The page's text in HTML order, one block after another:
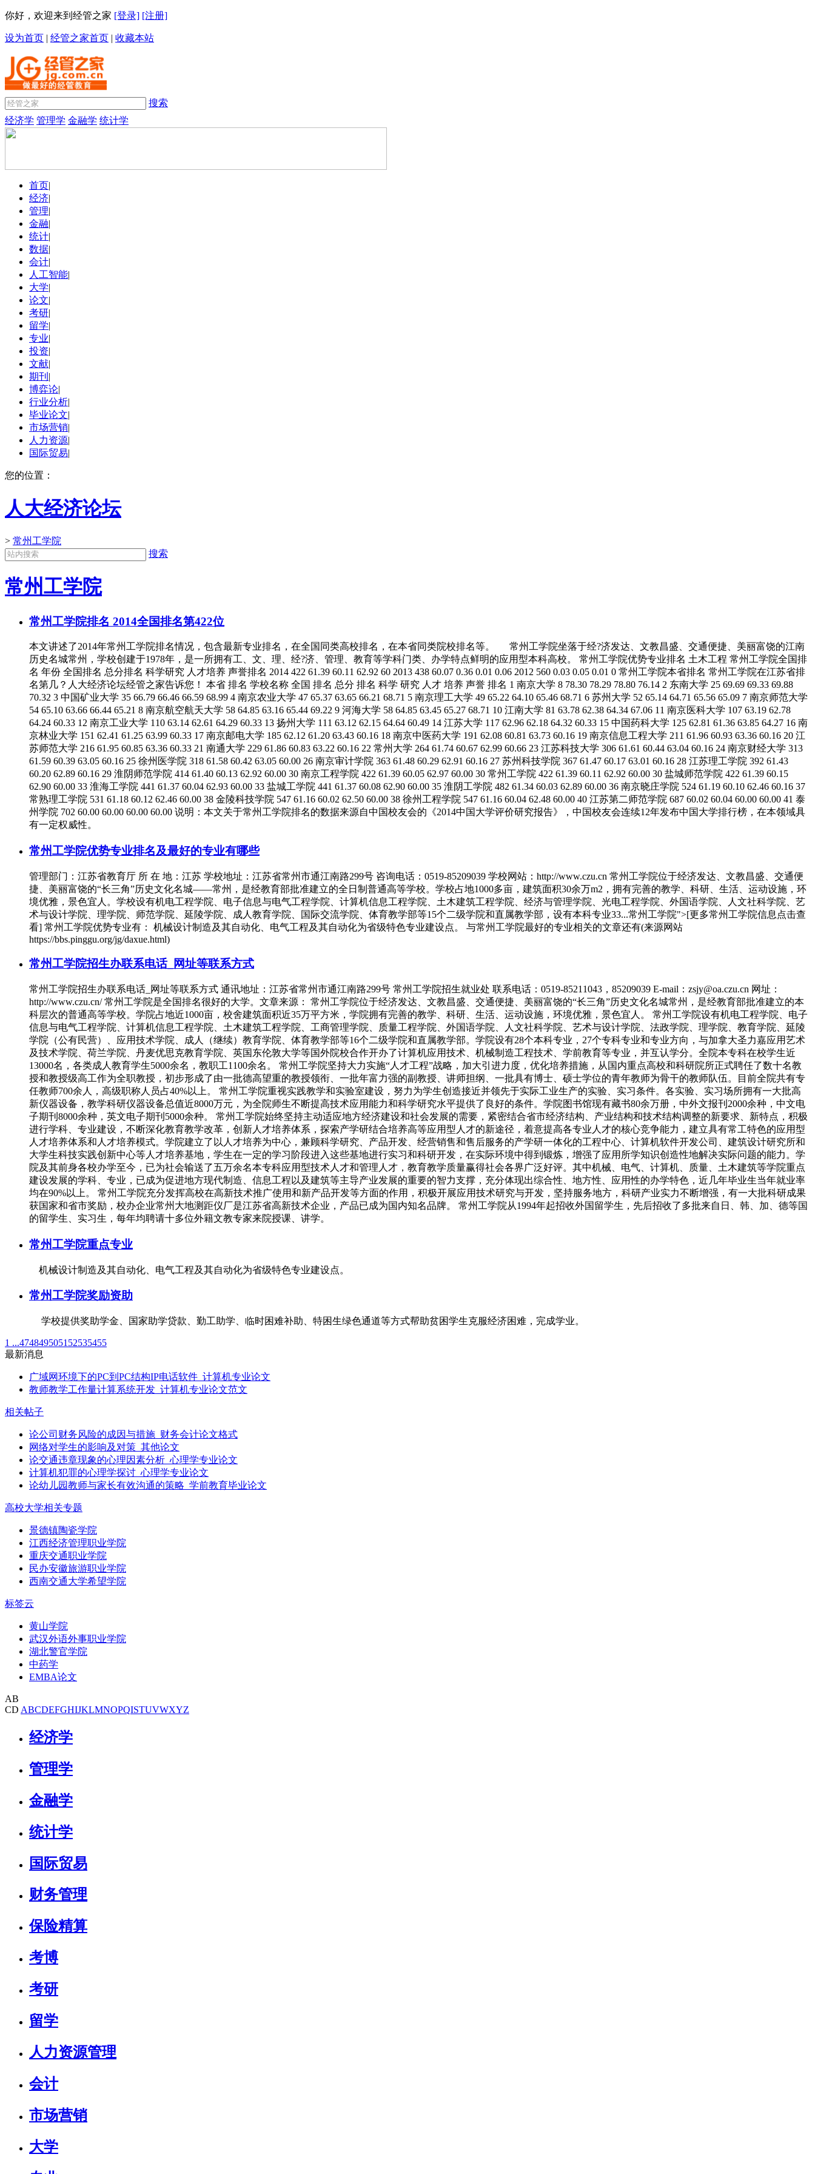
你好，欢迎来到经管之家 [登录] [注册]
设为首页 | 经管之家首页 | 收藏本站
搜索
经济学 管理学 金融学 统计学
首页|
经济|
管理|
金融|
统计|
数据|
会计|
人工智能|
大学|
论文|
考研|
留学|
专业|
投资|
文献|
期刊 |
博弈论|
行业分析|
毕业论文|
市场营销|
人力资源|
国际贸易|
您的位置：
人大经济论坛
> 常州工学院
搜索
常州工学院
常州工学院排名 2014全国排名第422位
本文讲述了2014年常州工学院排名情况，包含最新专业排名，在全国同类高校排名，在本省同类院校排名等。 常州工学院坐落于经?济发达、文教昌盛、交通便捷、美丽富饶的江南
历史名城常州，学校创建于1978年，是一所拥有工、文、理、经?济、管理、教育等学科门类、办学特点鲜明的应用型本科高校。 常州工学院优势专业排名 土木工程 常州工学院全国排
名 年份 全国排名 总分排名 科学研究 人才培养 声誉排名 2014 422 61.39 60.11 62.92 60 2013 438 60.07 0.36 0.01 0.06 2012 560 0.03 0.05 0.01 0 常州工学院本省排名 常州工学院在江苏省排
名第几？人大经济论坛经管之家告诉您！ 本省 排名 学校名称 全国 排名 总分 排名 科学 研究 人才 培养 声誉 排名 1 南京大学 8 78.30 78.29 78.80 76.14 2 东南大学 25 69.69 69.33 69.88
70.32 3 中国矿业大学 35 66.79 66.46 66.59 68.99 4 南京农业大学 47 65.37 63.65 66.21 68.71 5 南京理工大学 49 65.22 64.10 65.46 68.71 6 苏州大学 52 65.14 64.71 65.56 65.09 7 南京师范大学
54 65.10 63.66 66.44 65.21 8 南京航空航天大学 58 64.85 63.16 65.44 69.22 9 河海大学 58 64.85 63.45 65.27 68.71 10 江南大学 81 63.78 62.38 64.34 67.06 11 南京医科大学 107 63.19 62.78
64.24 60.33 12 南京工业大学 110 63.14 62.61 64.29 60.33 13 扬州大学 111 63.12 62.15 64.64 60.49 14 江苏大学 117 62.96 62.18 64.32 60.33 15 中国药科大学 125 62.81 61.36 63.85 64.27 16 南
京林业大学 151 62.41 61.25 63.99 60.33 17 南京邮电大学 185 62.12 61.20 63.43 60.16 18 南京中医药大学 191 62.08 60.81 63.73 60.16 19 南京信息工程大学 211 61.96 60.93 63.36 60.16 20 江
苏师范大学 216 61.95 60.85 63.36 60.33 21 南通大学 229 61.86 60.83 63.22 60.16 22 常州大学 264 61.74 60.67 62.99 60.66 23 江苏科技大学 306 61.61 60.44 63.04 60.16 24 南京财经大学 313
61.59 60.39 63.05 60.16 25 徐州医学院 318 61.58 60.42 63.05 60.00 26 南京审计学院 363 61.48 60.29 62.91 60.16 27 苏州科技学院 367 61.47 60.17 63.01 60.16 28 江苏理工学院 392 61.43
60.20 62.89 60.16 29 淮阴师范学院 414 61.40 60.13 62.92 60.00 30 南京工程学院 422 61.39 60.05 62.97 60.00 30 常州工学院 422 61.39 60.11 62.92 60.00 30 盐城师范学院 422 61.39 60.15
62.90 60.00 33 淮海工学院 441 61.37 60.04 62.93 60.00 33 盐城工学院 441 61.37 60.08 62.90 60.00 35 淮阴工学院 482 61.34 60.03 62.89 60.00 36 南京晓庄学院 524 61.19 60.10 62.46 60.16 37
常熟理工学院 531 61.18 60.12 62.46 60.00 38 金陵科技学院 547 61.16 60.02 62.50 60.00 38 徐州工程学院 547 61.16 60.04 62.48 60.00 40 江苏第二师范学院 687 60.02 60.04 60.00 60.00 41 泰
州学院 702 60.00 60.00 60.00 60.00 说明：本文关于常州工学院排名的数据来源自中国校友会的《2014中国大学评价研究报告》，中国校友会连续12年发布中国大学排行榜，在本领域具
有一定权威性。
常州工学院优势专业排名及最好的专业有哪些
管理部门：江苏省教育厅 所 在 地：江苏 学校地址：江苏省常州市通江南路299号 咨询电话：0519-85209039 学校网站：http://www.czu.cn 常州工学院位于经济发达、文教昌盛、交通便
捷、美丽富饶的“长三角”历史文化名城——常州，是经教育部批准建立的全日制普通高等学校。学校占地1000多亩，建筑面积30余万m2，拥有完善的教学、科研、生活、运动设施，环
境优雅，景色宜人。学校设有机电工程学院、电子信息与电气工程学院、计算机信息工程学院、土木建筑工程学院、经济与管理学院、光电工程学院、外国语学院、人文社科学院、艺
术与设计学院、理学院、师范学院、延陵学院、成人教育学院、国际交流学院、体育教学部等15个二级学院和直属教学部，设有本科专业33...常州工学院">[更多常州工学院信息点击查
看] 常州工学院优势专业有： 机械设计制造及其自动化、电气工程及其自动化为省级特色专业建设点。 与常州工学院最好的专业相关的文章还有(来源网站
https://bbs.pinggu.org/jg/daxue.html)
常州工学院招生办联系电话_网址等联系方式
常州工学院招生办联系电话_网址等联系方式 通讯地址：江苏省常州市通江南路299号 常州工学院招生就业处 联系电话：0519-85211043，85209039 E-mail：zsjy@oa.czu.cn 网址：
http://www.czu.cn/ 常州工学院是全国排名很好的大学。文章来源： 常州工学院位于经济发达、文教昌盛、交通便捷、美丽富饶的“长三角”历史文化名城常州，是经教育部批准建立的本
科层次的普通高等学校。学院占地近1000亩，校舍建筑面积近35万平方米，学院拥有完善的教学、科研、生活、运动设施，环境优雅，景色宜人。 常州工学院设有机电工程学院、电子
信息与电气工程学院、计算机信息工程学院、土木建筑工程学院、工商管理学院、质量工程学院、外国语学院、人文社科学院、艺术与设计学院、法政学院、理学院、教育学院、延陵
学院（公有民营）、应用技术学院、成人（继续）教育学院、体育教学部等16个二级学院和直属教学部。学院设有28个本科专业，27个专科专业和专业方向，与加拿大圣力嘉应用艺术
及技术学院、荷兰学院、丹麦优思克教育学院、英国东伦敦大学等国外院校合作开办了计算机应用技术、机械制造工程技术、学前教育等专业，并互认学分。全院本专科在校学生近
13000名，各类成人教育学生5000余名，教职工1100余名。 常州工学院坚持大力实施“人才工程”战略，加大引进力度，优化培养措施，从国内重点高校和科研院所正式聘任了数十名教
授和教授级高工作为全职教授，初步形成了由一批德高望重的教授领衔、一批年富力强的副教授、讲师担纲、一批具有博士、硕士学位的青年教师为骨干的教师队伍。目前全院共有专
任教师700余人，高级职称人员占40%以上。 常州工学院重视实践教学和实验室建设，努力为学生创造接近并领先于实际工业生产的实验、实习条件。各实验、实习场所拥有一大批高
新仪器设备，教学科研仪器设备总值近8000万元，为全院师生不断提高技术应用能力和科学研究水平提供了良好的条件。学院图书馆现有藏书80余万册，中外文报刊2000余种，中文电
子期刊8000余种，英文电子期刊5000余种。 常州工学院始终坚持主动适应地方经济建设和社会发展的需要，紧密结合省市经济结构、产业结构和技术结构调整的新要求、新特点，积极
进行学科、专业建设，不断深化教育教学改革，创新人才培养体系，探索产学研结合培养高等应用型人才的新途径，着意提高各专业人才的核心竞争能力，建立具有常工特色的应用型
人才培养体系和人才培养模式。学院建立了以人才培养为中心，兼顾科学研究、产品开发、经营销售和售后服务的产学研一体化的工程中心、计算机软件开发公司、建筑设计研究所和
大学生科技实践创新中心等人才培养基地，学生在一定的学习阶段进入这些基地进行实习和科研开发，在实际环境中得到锻炼，增强了应用所学知识创造性地解决实际问题的能力。学
院及其前身各校办学至今，已为社会输送了五万余名本专科应用型技术人才和管理人才，教育教学质量赢得社会各界广泛好评。其中机械、电气、计算机、质量、土木建筑等学院重点
建设发展的学科、专业，已成为促进地方现代制造、信息工程以及建筑等主导产业发展的重要的智力支撑，充分体现出综合性、地方性、应用性的办学特色，近几年毕业生当年就业率
均在90%以上。 常州工学院充分发挥高校在高新技术推广使用和新产品开发等方面的作用，积极开展应用技术研究与开发，坚持服务地方，科研产业实力不断增强，有一大批科研成果
获国家和省市奖励，校办企业常州大地测距仪厂是江苏省高新技术企业，产品已成为国内知名品牌。 常州工学院从1994年起招收外国留学生，先后招收了多批来自日、韩、加、德等国
的留学生、实习生，每年均聘请十多位外籍文教专家来院授课、讲学。
常州工学院重点专业
机械设计制造及其自动化、电气工程及其自动化为省级特色专业建设点。
常州工学院奖励资助
学校提供奖助学金、国家助学贷款、勤工助学、临时困难补助、特困生绿色通道等方式帮助贫困学生克服经济困难，完成学业。
1 ...4748495051 52535455
最新消息
广域网环境下的PC到PC结构IP电话软件_计算机专业论文
教师教学工作量计算系统开发_计算机专业论文范文
相关帖子
论公司财务风险的成因与措施_财务会计论文格式
网络对学生的影响及对策_其他论文
论交通违章现象的心理因素分析_心理学专业论文
计算机犯罪的心理学探讨_心理学专业论文
论幼儿园教师与家长有效沟通的策略_学前教育毕业论文
高校大学相关专题
景德镇陶瓷学院
江西经济管理职业学院
重庆交通职业学院
民办安徽旅游职业学院
西南交通大学希望学院
标签云
黄山学院
武汉外语外事职业学院
湖北警官学院
中药学
EMBA论文
AB
CD ABCDEFGHIJKLMNOPQISTUVWXYZ
经济学
管理学
金融学
统计学
国际贸易
财务管理
保险精算
考博
考研
留学
人力资源管理
会计
市场营销
大学